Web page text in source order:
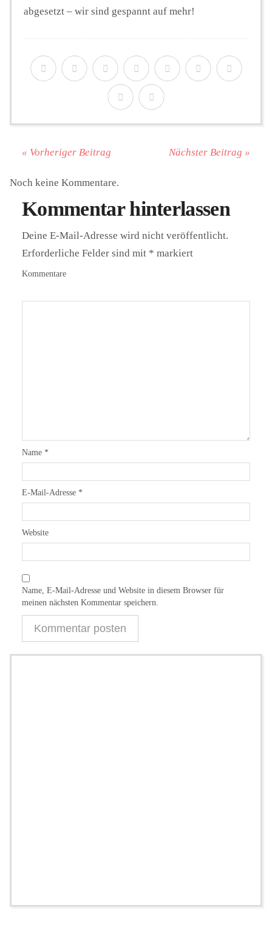
abgesetzt – wir sind gespannt auf mehr!
« Vorheriger Beitrag Nächster Beitrag »
Noch keine Kommentare.
Kommentar hinterlassen
Deine E-Mail-Adresse wird nicht veröffentlicht.
Erforderliche Felder sind mit * markiert
Kommentare
Name *
E-Mail-Adresse *
Website
Name, E-Mail-Adresse und Website in diesem Browser für
meinen nächsten Kommentar speichern.